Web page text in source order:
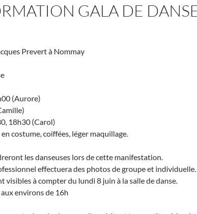
GALA DE
Prevert à Nommay
(Aurore)
18h30 (Carol)
costume, coiffées, léger maquillage.
les danseuses lors de cette manifestation.
effectuera des photos de groupe et individuelle.
visibles à compter du lundi 8 juin à la salle de danse.
environs de 16h